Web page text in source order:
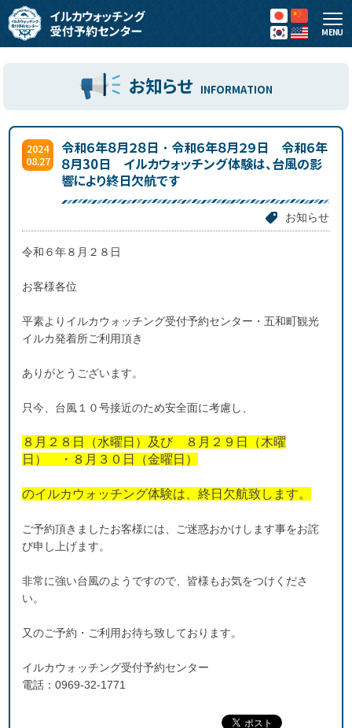
MENU
お知らせ INFORMATION
2024
08.27
令和６年８月２８日・令和６年８月２９日 令和６年
８月30日 イルカウォッチング体験は、台風の影
響により終日欠航です
お知らせ
令和６年８月２８日
お客様各位
平素よりイルカウォッチング受付予約センター・五和町観光
イルカ発着所ご利用頂き
ありがとうございます。
只今、台風１０号接近のため安全面に考慮し、
８月２８日（水曜日）及び ８月２９日（木曜
日） ・８月３０日（金曜日）
のイルカウォッチング体験は、終日欠航致します。
ご予約頂きましたお客様には、ご迷惑おかけします事をお詫
び申し上げます。
非常に強い台風のようですので、皆様もお気をつけくださ
い。
又のご予約・ご利用お待ち致しております。
イルカウォッチング受付予約センター
電話：0969-32-1771